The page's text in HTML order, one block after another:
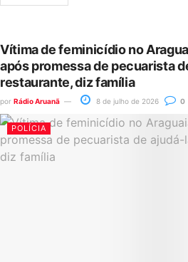
Vítima de feminicídio no
após promessa de pecuarista
restaurante, diz família
por Rádio Aruanã 8 de julho de 2026 0
POLÍCIA